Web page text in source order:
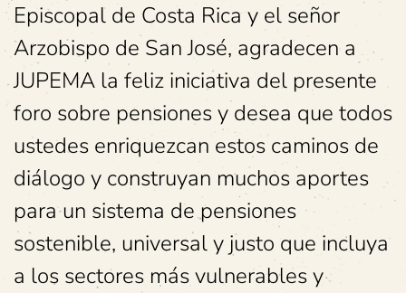
Episcopal de Costa Rica y el señor
Arzobispo de San José, agradecen a
JUPEMA la feliz iniciativa del presente
foro sobre pensiones y desea que todos
ustedes enriquezcan estos caminos de
diálogo y construyan muchos aportes
para un sistema de pensiones
sostenible, universal y justo que incluya
a los sectores más vulnerables y